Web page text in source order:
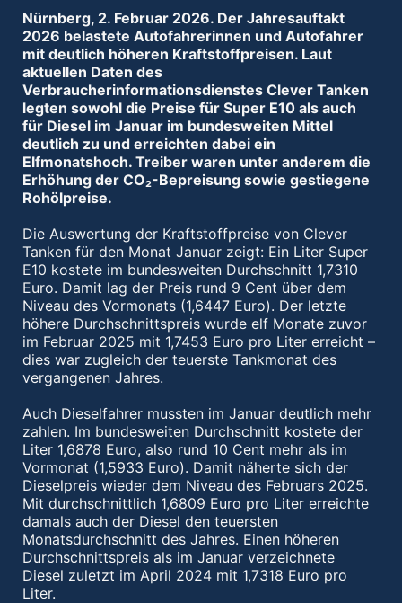
Nürnberg, 2. Februar 2026. Der Jahresauftakt
2026 belastete Autofahrerinnen und Autofahrer
mit deutlich höheren Kraftstoffpreisen. Laut
aktuellen Daten des
Verbraucherinformationsdienstes Clever Tanken
legten sowohl die Preise für Super E10 als auch
für Diesel im Januar im bundesweiten Mittel
deutlich zu und erreichten dabei ein
Elfmonatshoch. Treiber waren unter anderem die
Erhöhung der CO₂-Bepreisung sowie gestiegene
Rohölpreise.
Die Auswertung der Kraftstoffpreise von Clever
Tanken für den Monat Januar zeigt: Ein Liter Super
E10 kostete im bundesweiten Durchschnitt 1,7310
Euro. Damit lag der Preis rund 9 Cent über dem
Niveau des Vormonats (1,6447 Euro). Der letzte
höhere Durchschnittspreis wurde elf Monate zuvor
im Februar 2025 mit 1,7453 Euro pro Liter erreicht –
dies war zugleich der teuerste Tankmonat des
vergangenen Jahres.
Auch Dieselfahrer mussten im Januar deutlich mehr
zahlen. Im bundesweiten Durchschnitt kostete der
Liter 1,6878 Euro, also rund 10 Cent mehr als im
Vormonat (1,5933 Euro). Damit näherte sich der
Dieselpreis wieder dem Niveau des Februars 2025.
Mit durchschnittlich 1,6809 Euro pro Liter erreichte
damals auch der Diesel den teuersten
Monatsdurchschnitt des Jahres. Einen höheren
Durchschnittspreis als im Januar verzeichnete
Diesel zuletzt im April 2024 mit 1,7318 Euro pro
Liter.